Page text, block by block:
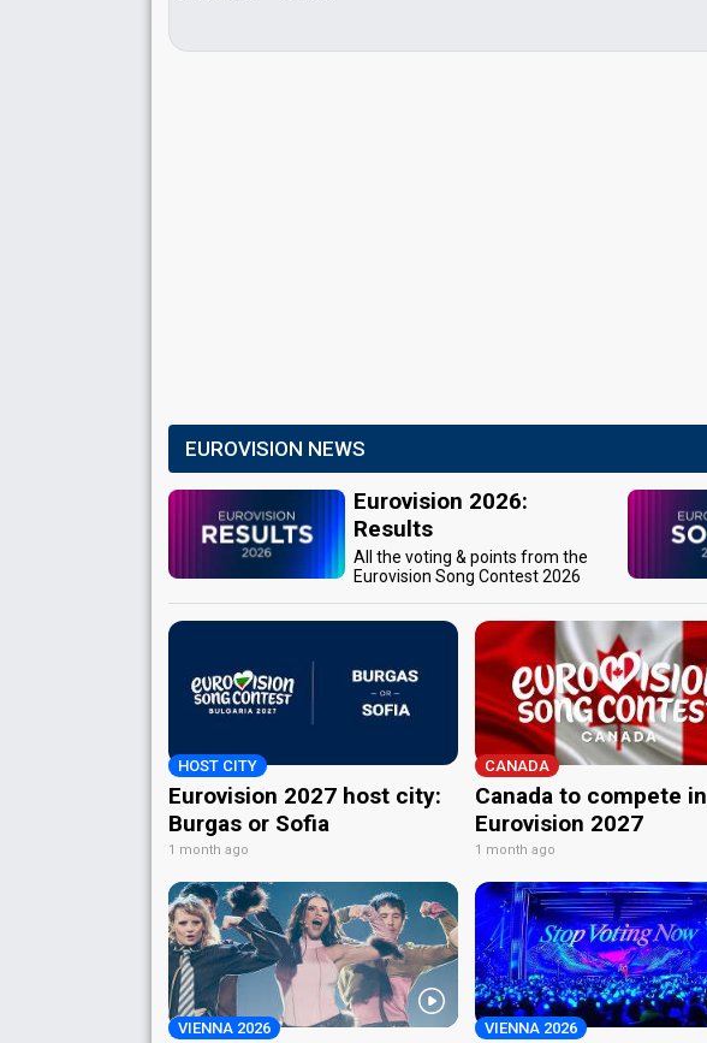
EUROVISION NEWS
Eurovision 2026:
Results
All the voting & points from the
Eurovision Song Contest 2026
HOST CITY
Eurovision 2027 host city:
Burgas or Sofia
1 month ago
CANADA
Canada to compete in
Eurovision 2027
1 month ago
VIENNA 2026 VIENNA 2026